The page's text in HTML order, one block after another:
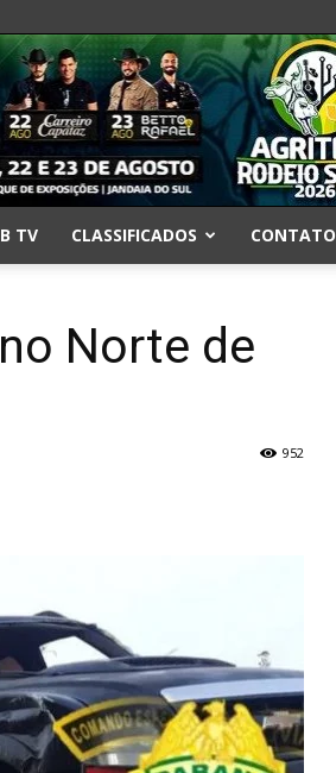
TV CLASSIFICADOS CONTATO
Norte de
952